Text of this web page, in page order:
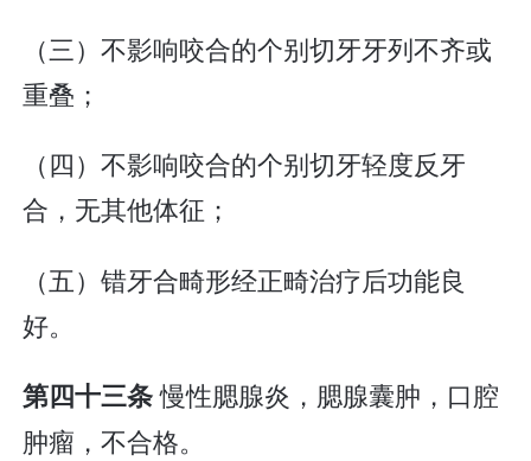
（三）不影响咬合的个别切牙牙列不齐或
重叠；
（四）不影响咬合的个别切牙轻度反牙
合，无其他体征；
（五）错牙合畸形经正畸治疗后功能良
好。
第四十三条慢性腮腺炎，腮腺囊肿，口腔
肿瘤，不合格。